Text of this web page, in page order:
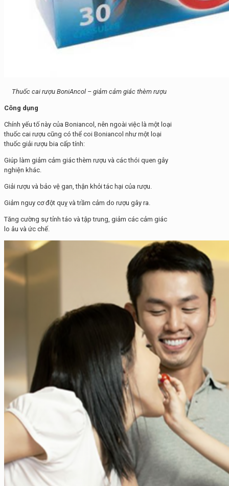
Thuốc cai rượu BoniAncol – giảm cảm giác thèm rượu
Công dụng
Chính yếu tố này của Boniancol, nên ngoài việc là một loại
thuốc cai rượu cũng có thể coi Boniancol như một loại
thuốc giải rượu bia cấp tính:
Giúp làm giảm cảm giác thèm rượu và các thói quen gây
nghiện khác.
Giải rượu và bảo vệ gan, thận khỏi tác hại của rượu.
Giảm nguy cơ đột quỵ và trầm cảm do rượu gây ra.
Tăng cường sự tỉnh táo và tập trung, giảm các cảm giác
lo âu và ức chế.